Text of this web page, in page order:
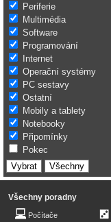
Periferie
Multimédia
Software
Programování
Internet
Operační systémy
PC sestavy
Ostatní
Mobily a tablety
Notebooky
Připomínky
Pokec
Všechny poradny
Počítače